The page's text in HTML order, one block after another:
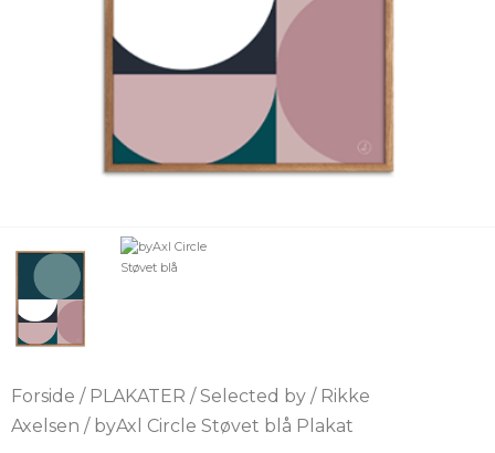
Forside / PLAKATER /Selected by / Rikke
Axelsen / byAxl Circle Støvet blå Plakat